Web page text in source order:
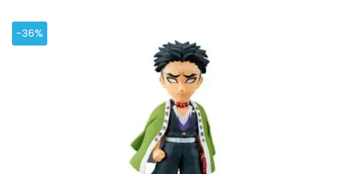
-36%